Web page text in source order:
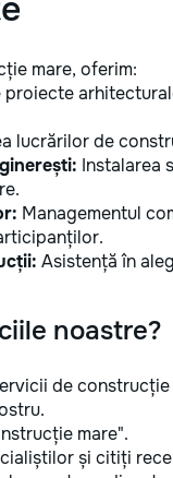
mare, oferim:
proiecte
lucrărilor de
Instalarea
Managementul
Asistență în
noastre?
de construcție
mare".
și citiți